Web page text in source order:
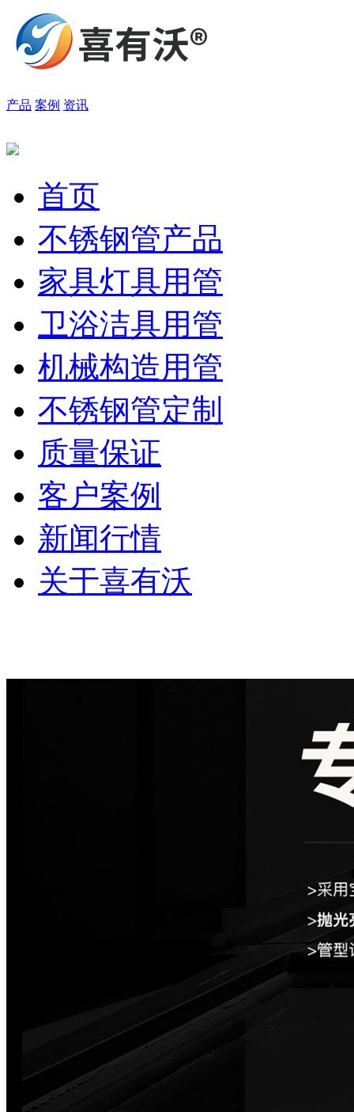
产品 案例 资讯
首页
不锈钢管产品
家具灯具用管
卫浴洁具用管
机械构造用管
不锈钢管定制
质量保证
客户案例
新闻行情
关于喜有沃